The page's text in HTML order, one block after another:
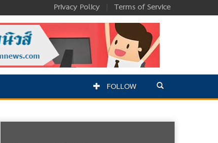
Privacy Policy | Terms of Service
FOLLOW